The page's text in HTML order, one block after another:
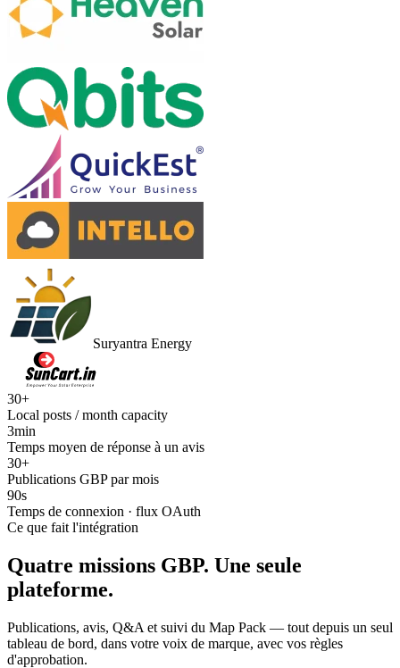
Suryantra Energy
30+
Local posts / month capacity
3min
Temps moyen de réponse à un avis
30+
Publications GBP par mois
90s
Temps de connexion · flux OAuth
Ce que fait l'intégration
Quatre missions GBP. Une seule
plateforme.
Publications, avis, Q&A et suivi du Map Pack — tout depuis un seul
tableau de bord, dans votre voix de marque, avec vos règles
d'approbation.